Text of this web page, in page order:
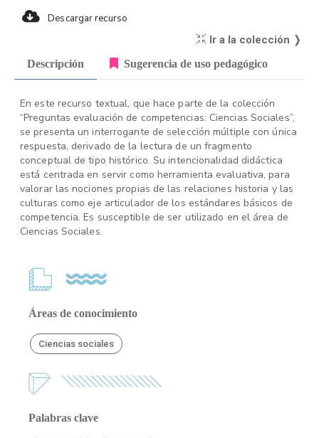
Descargar recurso
Ir a la colección ❭
Descripción Sugerencia de uso pedagógico
En este recurso textual, que hace parte de la colección
“Preguntas evaluación de competencias: Ciencias Sociales”,
se presenta un interrogante de selección múltiple con única
respuesta, derivado de la lectura de un fragmento
conceptual de tipo histórico. Su intencionalidad didáctica
está centrada en servir como herramienta evaluativa, para
valorar las nociones propias de las relaciones historia y las
culturas como eje articulador de los estándares básicos de
competencia. Es susceptible de ser utilizado en el área de
Ciencias Sociales.
Áreas de conocimiento
Ciencias sociales
Palabras clave